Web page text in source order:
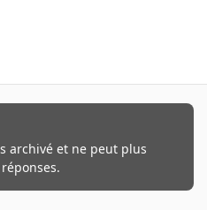
archivé et ne peut plus